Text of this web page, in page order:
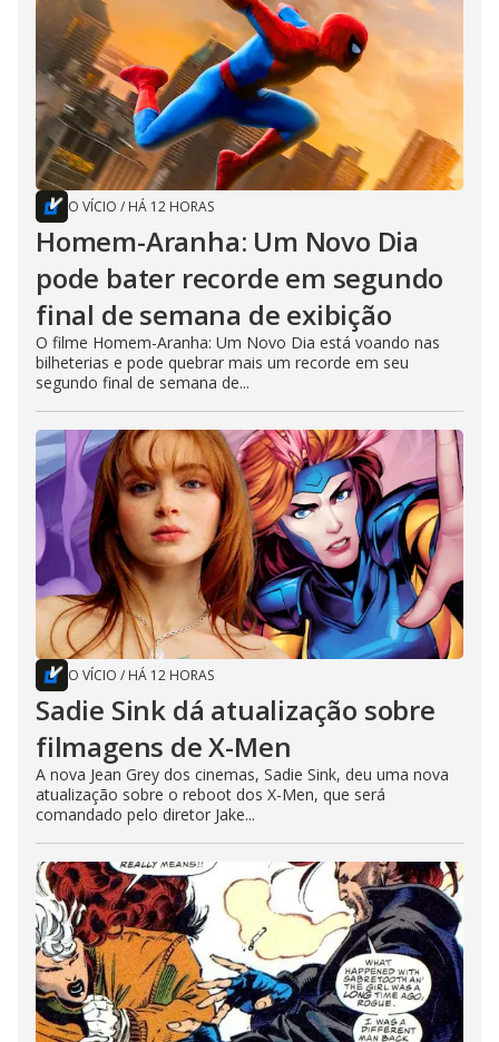
O VÍCIO / HÁ 12 HORAS
Homem-Aranha: Um Novo Dia
pode bater recorde em segundo
final de semana de exibição
O filme Homem-Aranha: Um Novo Dia está voando nas
bilheterias e pode quebrar mais um recorde em seu
segundo final de semana de...
O VÍCIO / HÁ 12 HORAS
Sadie Sink dá atualização sobre
filmagens de X-Men
A nova Jean Grey dos cinemas, Sadie Sink, deu uma nova
atualização sobre o reboot dos X-Men, que será
comandado pelo diretor Jake...